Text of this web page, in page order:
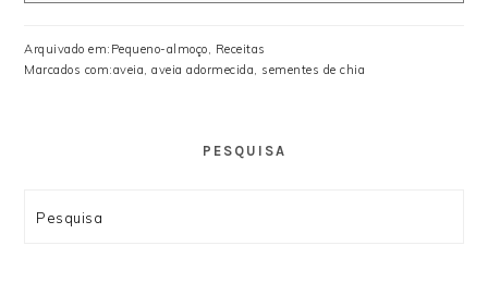
Arquivado em: Pequeno-almoço, Receitas
Marcados com:aveia,aveia adormecida, sementes de chia
PESQUISA
Search